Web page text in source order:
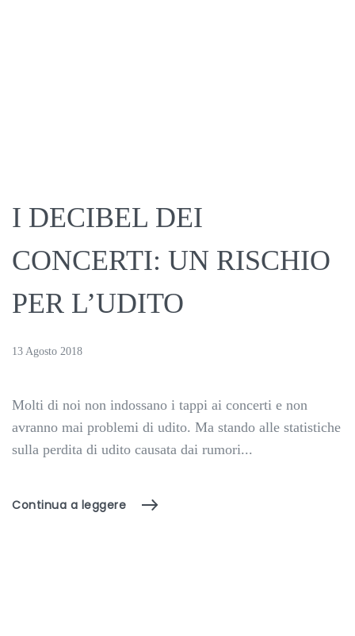
I DECIBEL DEI
CONCERTI: UN RISCHIO
PER L’UDITO
13 Agosto 2018
Molti di noi non indossano i tappi ai concerti e non
avranno mai problemi di udito. Ma stando alle statistiche
sulla perdita di udito causata dai rumori...
Continua a leggere